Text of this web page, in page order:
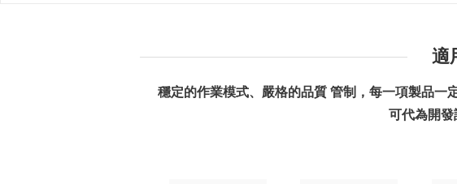
適
穩定的作業模式、嚴格的品質 管制，每一項製品一
可代為開發